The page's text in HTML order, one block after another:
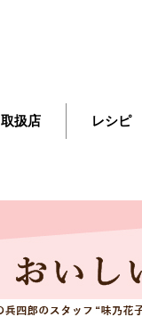
取扱店 レシピ